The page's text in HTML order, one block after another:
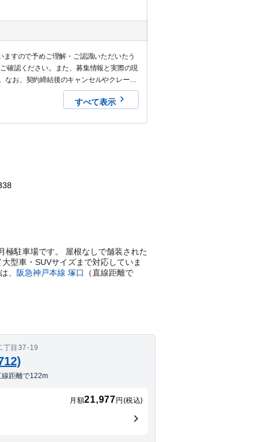
すので予めご理解・ご認識いただいたう
確認ください。また、募集情報と実際の現
なお、契約締結後のキャンセルやクレーム
すべて表示
極駐車場です。 屋根なしで舗装された
型車・SUVサイズまで対応していま
、 阪急神戸本線 塚口
（直線距離で
丁目37-19
線距離で122m
月額21,977 円(税込)